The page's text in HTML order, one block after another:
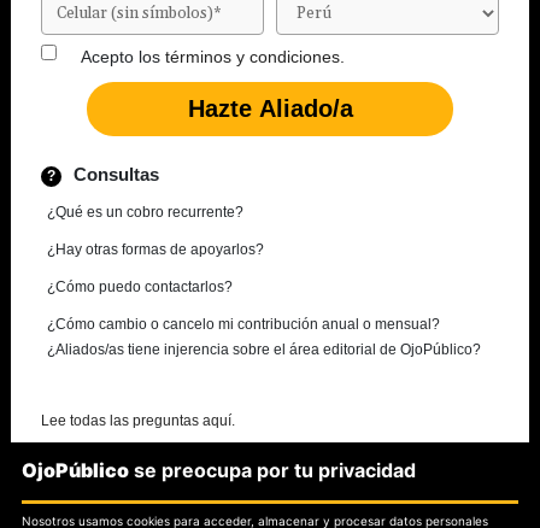
Acepto los términos y condiciones.
Consultas
¿Qué es un cobro recurrente?
¿Hay otras formas de apoyarlos?
¿Cómo puedo contactarlos?
¿Cómo cambio o cancelo mi contribución anual o mensual?
¿Aliados/as tiene injerencia sobre el área editorial de OjoPúblico?
Lee todas las preguntas aquí.
¿Necesitas más información?
OjoPúblico se preocupa por tu privacidad
Nosotros usamos cookies para acceder, almacenar y procesar datos personales